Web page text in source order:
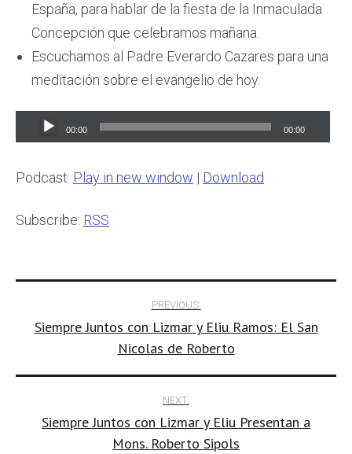
España, para hablar de la fiesta de la Inmaculada
Concepción que celebramos mañana.
Escuchamos al Padre Everardo Cazares para una
meditación sobre el evangelio de hoy.
Audio
Player
00:00 00:00
Podcast: Play in new window | Download
Subscribe: RSS
navigation
PREVIOUS:
Siempre Juntos con Lizmar y Eliu Ramos: El San
Nicolas de Roberto
NEXT:
Siempre Juntos con Lizmar y Eliu Presentan a
Mons. Roberto Sipols